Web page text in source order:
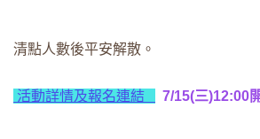
清點人數後平安解散。
活動詳情及報名連結 7/15(三)12:00